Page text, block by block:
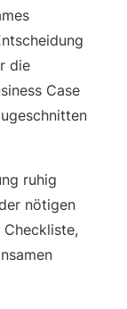
die
Case
ruhig
nötigen